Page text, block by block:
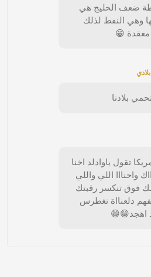
ضعف الخليج هي
وهي النفط لذلك
معقدة 😁
بلادنا
تقول ياوادلد اخنا
واحنااا اللي واللي
فوق تنكسر رقبتك
دلعنااة تغطرس
اهجد😁😁